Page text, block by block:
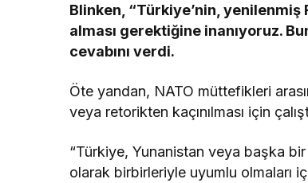
Blinken, “Türkiye’nin, yenilenmiş
alması gerektiğine inanıyoruz.
cevabını verdi.
Öte yandan, NATO müttefikleri
veya retorikten kaçınılması için
“Türkiye, Yunanistan veya başka
olarak birbirleriyle uyumlu olmaları